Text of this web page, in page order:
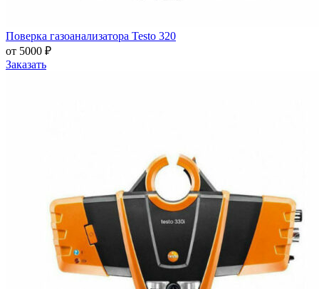
Поверка газоанализатора Testo 320
от 5000 ₽
Заказать